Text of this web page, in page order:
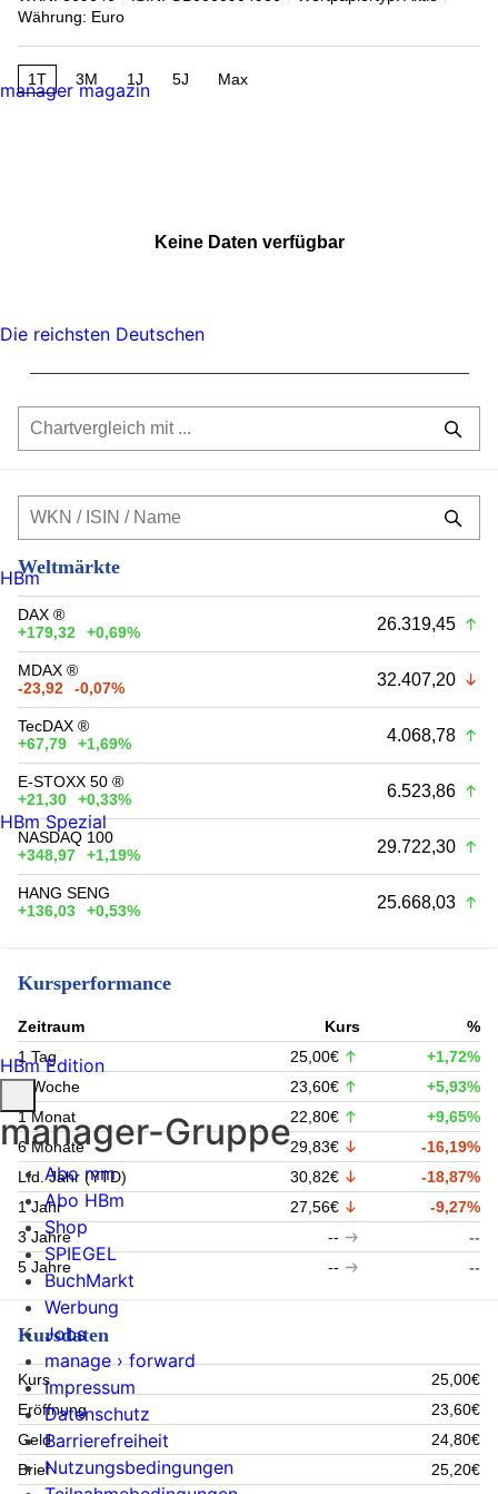
Währung: Euro
1T 3M 1J 5J Max
Keine Daten verfügbar
Weltmärkte
DAX ®
+179,32
+0,69% 26.319,45
MDAX ®
-23,92
-0,07% 32.407,20
TecDAX ®
+67,79
+1,69% 4.068,78
E-STOXX 50 ®
+21,30
+0,33% 6.523,86
NASDAQ 100
+348,97
+1,19% 29.722,30
HANG SENG
+136,03
+0,53% 25.668,03
Kursperformance
Zeitraum Kurs
%
1 Tag
25,00€
+1,72%
1 Woche
23,60€
+5,93%
1 Monat
22,80€
+9,65%
6 Monate
29,83€
-16,19%
Lfd. Jahr (YTD)
30,82€
-18,87%
1 Jahr
27,56€
-9,27%
3 Jahre
--
--
5 Jahre
-- --
Kursdaten
Kurs
25,00€
Eröffnung
23,60€
Geld
24,80€
Brief
25,20€
manager magazin
Die reichsten Deutschen
HBm
HBm Spezial
HBm Edition
manager-Gruppe
Abo mm
Abo HBm
Shop
SPIEGEL
BuchMarkt
Werbung
Jobs
manage › forward
Impressum
Datenschutz
Barrierefreiheit
Nutzungsbedingungen